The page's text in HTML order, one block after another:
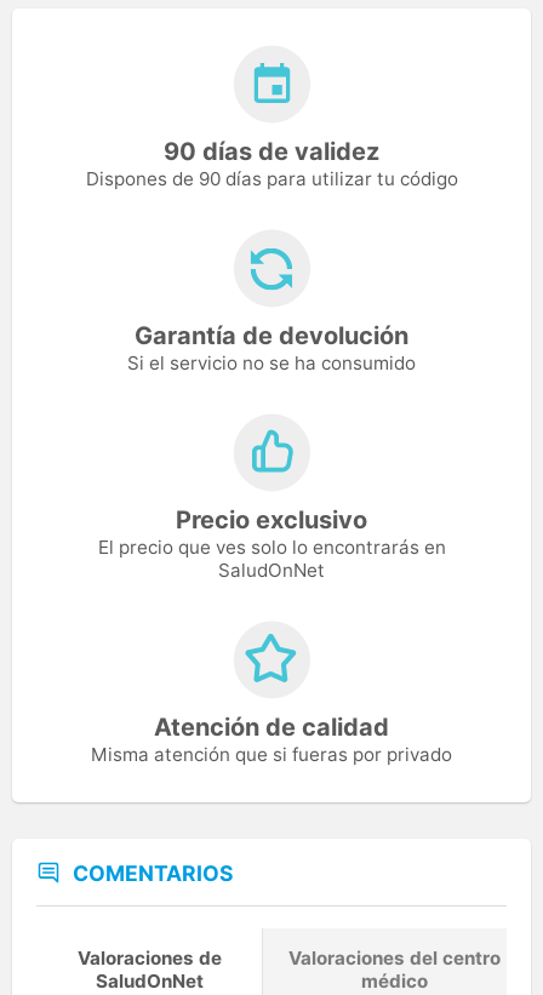
90 días de validez
Dispones de 90 días para utilizar tu código
Garantía de devolución
Si el servicio no se ha consumido
Precio exclusivo
El precio que ves solo lo encontrarás en
SaludOnNet
Atención de calidad
Misma atención que si fueras por privado
COMENTARIOS
Valoraciones de
SaludOnNet
Valoraciones del centro
médico